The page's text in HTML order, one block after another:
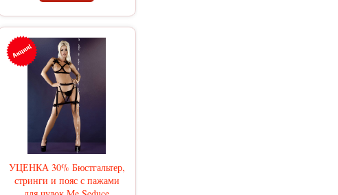
УЦЕНКА 30% Бюстгальтер,
стринги и пояс с пажами